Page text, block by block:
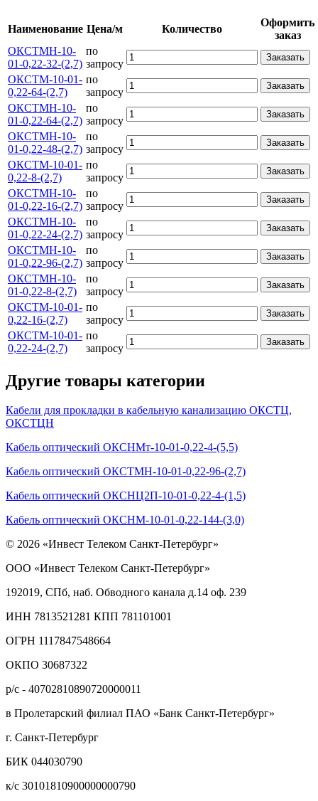
Наименование Цена/м Количество
Оформить
заказ
ОКСТМН-10-
01-0,22-32-(2,7)
по
запросу
Заказать
ОКСТМ-10-01-
0,22-64-(2,7)
по
запросу
Заказать
ОКСТМН-10-
01-0,22-64-(2,7)
по
запросу
Заказать
ОКСТМН-10-
01-0,22-48-(2,7)
по
запросу
Заказать
ОКСТМ-10-01-
0,22-8-(2,7)
по
запросу
Заказать
ОКСТМН-10-
01-0,22-16-(2,7)
по
запросу
Заказать
ОКСТМН-10-
01-0,22-24-(2,7)
по
запросу
Заказать
ОКСТМН-10-
01-0,22-96-(2,7)
по
запросу
Заказать
ОКСТМН-10-
01-0,22-8-(2,7)
по
запросу
Заказать
ОКСТМ-10-01-
0,22-16-(2,7)
по
запросу
Заказать
ОКСТМ-10-01-
0,22-24-(2,7)
по
запросу
Заказать
Другие товары категории
Кабели для прокладки в кабельную канализацию ОКСТЦ,
ОКСТЦН
Кабель оптический ОКСНМт-10-01-0,22-4-(5,5)
Кабель оптический ОКСТМН-10-01-0,22-96-(2,7)
Кабель оптический ОКСНЦ2П-10-01-0,22-4-(1,5)
Кабель оптический ОКСНМ-10-01-0,22-144-(3,0)
© 2026 «Инвест Телеком Санкт-Петербург»
ООО «Инвест Телеком Санкт-Петербург»
192019, СПб, наб. Обводного канала д.14 оф. 239
ИНН 7813521281 КПП 781101001
ОГРН 1117847548664
ОКПО 30687322
р/с - 40702810890720000011
в Пролетарский филиал ПАО «Банк Санкт-Петербург»
г. Санкт-Петербург
БИК 044030790
к/с 30101810900000000790